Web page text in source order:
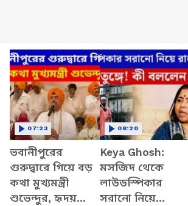
ভবানীপুরের
গুরুদ্বারে গিয়ে বড়
কথা মুখ্যমন্ত্রী
শুভেন্দুর, হৃদয়
07:23
Keya Ghosh:
মসজিদ থেকে
লাউডস্পিকার
সরানো নিয়ে
08:20